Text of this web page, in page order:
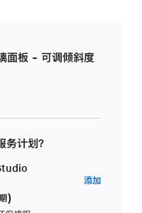
板 - 可调倾斜度
计划？
)
添加